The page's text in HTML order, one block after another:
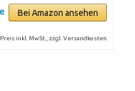
Bei Amazon ansehen
Preis inkl. MwSt., zzgl. Versandkosten